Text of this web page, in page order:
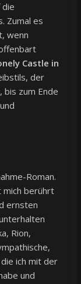
die
Zumal es
wenn
Castle in
der
bis zum Ende
Roman.
mich berührt
ernsten
Rion,
ich mit der
und